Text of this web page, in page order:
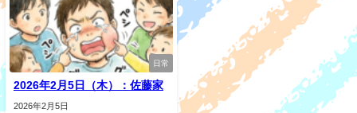
日常
2026年2月5日（木）：佐藤家
2026年2月5日